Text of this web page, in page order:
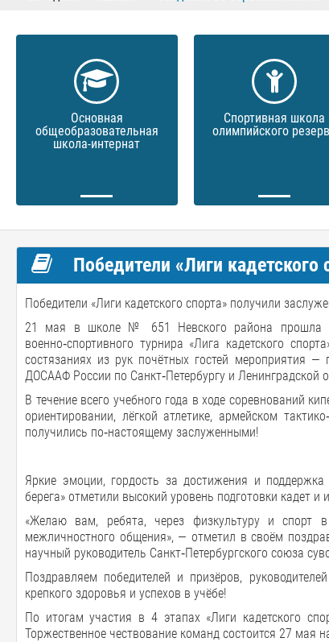
Основная
общеобразовательная
школа-интернат
Спортивная школа
олимпийского
Победители «Лиги кадетского
Победители «Лиги кадетского спорта» получили
21 мая в школе № 651 Невского района прошла
военно‑спортивного турнира «Лига кадетского
состязаниях из рук почётных гостей мероприятия —
ДОСААФ России по Санкт‑Петербургу и Ленинградской
В течение всего учебного года в ходе соревнований
ориентировании, лёгкой атлетике, армейском
получились по‑настоящему заслуженными!
Яркие эмоции, гордость за достижения и
берега» отметили высокий уровень подготовки кадет и
«Желаю вам, ребята, через физкультуру и спорт
межличностного общения», — отметил в своём
научный руководитель Санкт‑Петербургского союза
Поздравляем победителей и призёров,
крепкого здоровья и успехов в учёбе!
По итогам участия в 4 этапах «Лиги кадетского
Торжественное чествование команд состоится 27 мая